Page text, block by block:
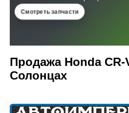
Продажа Honda CR-
Солонцах